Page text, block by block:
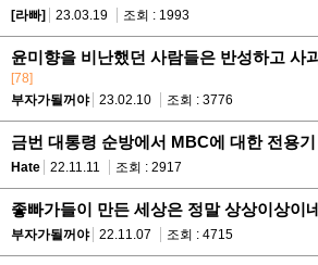
[라빠]
23.03.19 조회 : 1993
윤미향을 비난했던 사람들은 반성하고 사
[78]
부자가될꺼야
23.02.10 조회 : 3776
금번 대통령 순방에서 MBC에 대한 전용
Hate
22.11.11 조회 : 2917
좋빠가들이 만든 세상은 정말 상상이상이
부자가될꺼야
22.11.07 조회 : 4715